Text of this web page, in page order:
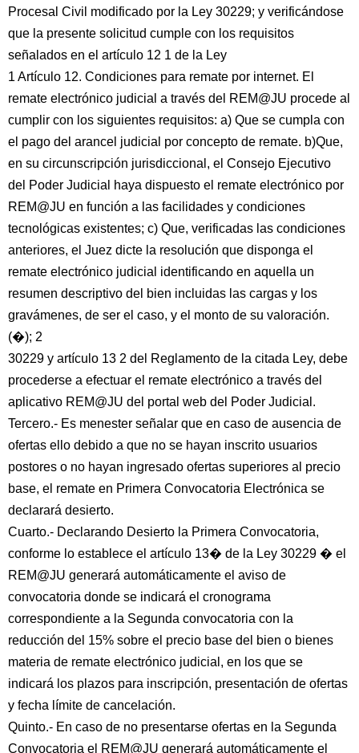
Procesal Civil modificado por la Ley 30229; y verificándose
que la presente solicitud cumple con los requisitos
señalados en el artículo 12 1 de la Ley
1 Artículo 12. Condiciones para remate por internet. El
remate electrónico judicial a través del REM@JU procede al
cumplir con los siguientes requisitos: a) Que se cumpla con
el pago del arancel judicial por concepto de remate. b)Que,
en su circunscripción jurisdiccional, el Consejo Ejecutivo
del Poder Judicial haya dispuesto el remate electrónico por
REM@JU en función a las facilidades y condiciones
tecnológicas existentes; c) Que, verificadas las condiciones
anteriores, el Juez dicte la resolución que disponga el
remate electrónico judicial identificando en aquella un
resumen descriptivo del bien incluidas las cargas y los
gravámenes, de ser el caso, y el monto de su valoración.
(�); 2
30229 y artículo 13 2 del Reglamento de la citada Ley, debe
procederse a efectuar el remate electrónico a través del
aplicativo REM@JU del portal web del Poder Judicial.
Tercero.- Es menester señalar que en caso de ausencia de
ofertas ello debido a que no se hayan inscrito usuarios
postores o no hayan ingresado ofertas superiores al precio
base, el remate en Primera Convocatoria Electrónica se
declarará desierto.
Cuarto.- Declarando Desierto la Primera Convocatoria,
conforme lo establece el artículo 13� de la Ley 30229 � el
REM@JU generará automáticamente el aviso de
convocatoria donde se indicará el cronograma
correspondiente a la Segunda convocatoria con la
reducción del 15% sobre el precio base del bien o bienes
materia de remate electrónico judicial, en los que se
indicará los plazos para inscripción, presentación de ofertas
y fecha límite de cancelación.
Quinto.- En caso de no presentarse ofertas en la Segunda
Convocatoria el REM@JU generará automáticamente el